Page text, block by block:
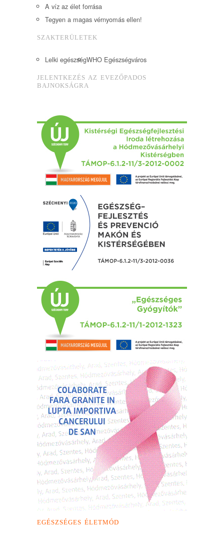
A víz az élet forrása
Tegyen a magas vérnyomás ellen!
SZAKTERÜLETEK
Lelki egészségWHO Egészségváros
JELENTKEZÉS AZ EVEZŐPADOS
BAJNOKSÁGRA
EGÉSZSÉGES ÉLETMÓD